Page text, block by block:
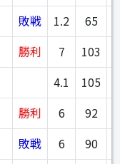
敗戦 1.2 65
勝利 7 103
4.1 105
勝利 6 92
敗戦 6 90